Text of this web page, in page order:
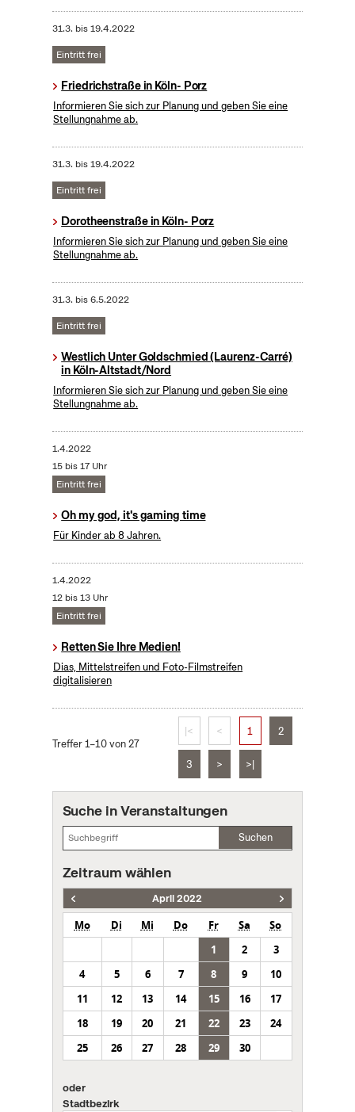
31.3. bis19.4.2022
Eintritt frei
Friedrichstraße in Köln- Porz
Informieren Sie sich zur Planung und geben Sie eine
Stellungnahme ab.
31.3. bis19.4.2022
Eintritt frei
Dorotheenstraße in Köln- Porz
Informieren Sie sich zur Planung und geben Sie eine
Stellungnahme ab.
31.3. bis6.5.2022
Eintritt frei
Westlich Unter Goldschmied (Laurenz-Carré)
in Köln-Altstadt/Nord
Informieren Sie sich zur Planung und geben Sie eine
Stellungnahme ab.
1.4.2022
15 bis 17 Uhr
Eintritt frei
Oh my god, it's gaming time
Für Kinder ab 8 Jahren.
1.4.2022
12 bis 13 Uhr
Eintritt frei
Retten Sie Ihre Medien!
Dias, Mittelstreifen und Foto-Filmstreifen
digitalisieren
Treffer 1–10 von 27
|< < 1 2
3 > >|
Suche in Veranstaltungen
Suchen
Zeitraum wählen
April 2022
Mo Di Mi Do Fr Sa
So
1
2
3
4
5 6 7 8 9
10
11
12 13 14 15 16
17
18
19 20 21 22 23
24
25
26 27 28 29 30
oder
Stadtbezirk